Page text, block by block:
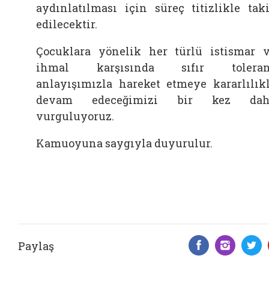
aydınlatılması için süreç titizlikle
edilecektir.
Çocuklara yönelik her türlü istismar
ihmal karşısında sıfır
anlayışımızla hareket etmeye
devam edeceğimizi bir kez
vurguluyoruz.
Kamuoyuna saygıyla duyurulur.
Paylaş